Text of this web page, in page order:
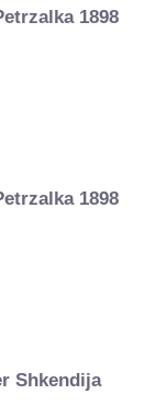
1898
1898
Shkendija